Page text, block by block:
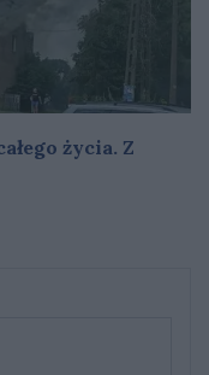
życia. Z